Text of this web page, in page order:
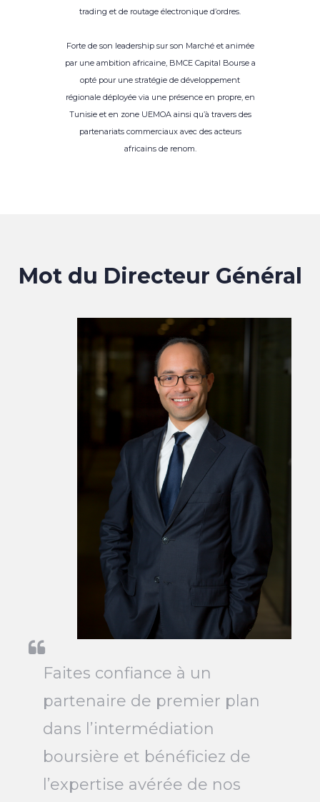
trading et de routage électronique d’ordres.
Forte de son leadership sur son Marché et animée
par une ambition africaine, BMCE Capital Bourse a
opté pour une stratégie de développement
régionale déployée via une présence en propre, en
Tunisie et en zone UEMOA ainsi qu’à travers des
partenariats commerciaux avec des acteurs
africains de renom.
Mot du Directeur Général
Faites confiance à un
partenaire de premier plan
dans l’intermédiation
boursière et bénéficiez de
l’expertise avérée de nos